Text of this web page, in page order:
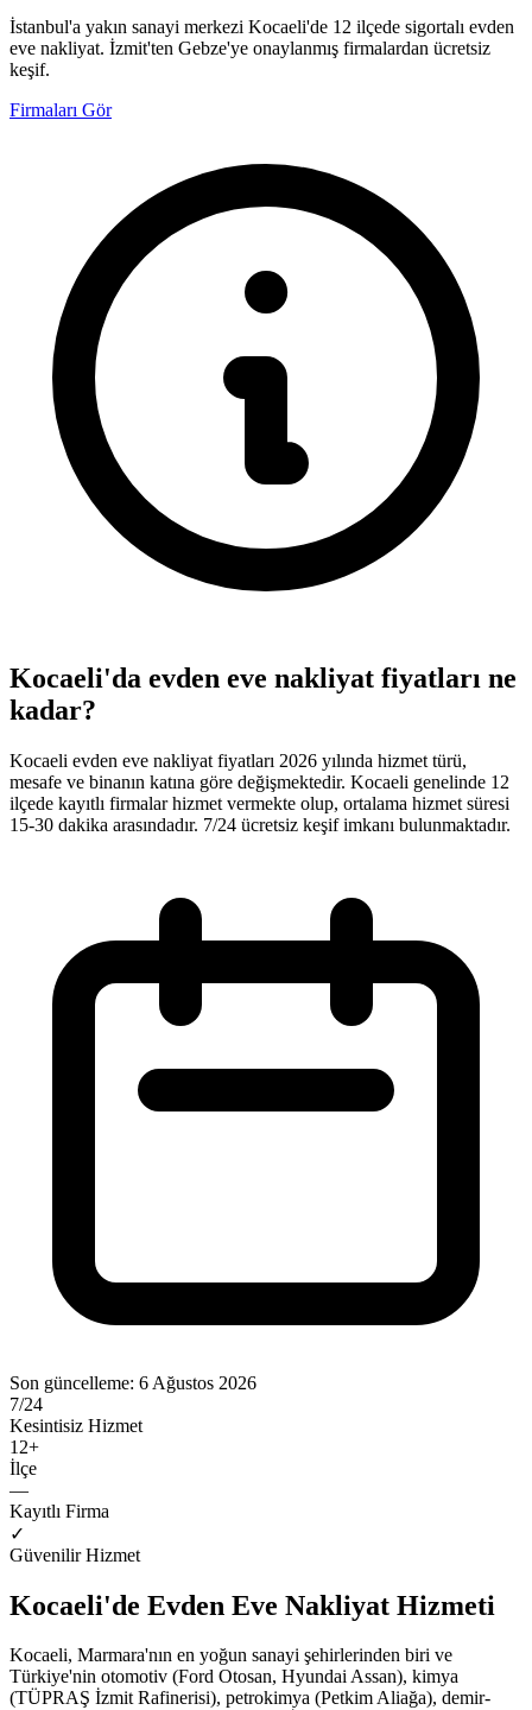
İstanbul'a yakın sanayi merkezi Kocaeli'de 12 ilçede sigortalı evden
eve nakliyat. İzmit'ten Gebze'ye onaylanmış firmalardan ücretsiz
keşif.
Firmaları Gör
Kocaeli'da evden eve nakliyat fiyatları ne
kadar?
Kocaeli evden eve nakliyat fiyatları 2026 yılında hizmet türü,
mesafe ve binanın katına göre değişmektedir. Kocaeli genelinde 12
ilçede kayıtlı firmalar hizmet vermekte olup, ortalama hizmet süresi
15-30 dakika arasındadır. 7/24 ücretsiz keşif imkanı bulunmaktadır.
Son güncelleme: 6 Ağustos 2026
7/24
Kesintisiz Hizmet
12+
İlçe
—
Kayıtlı Firma
✓
Güvenilir Hizmet
Kocaeli'de Evden Eve Nakliyat Hizmeti
Kocaeli, Marmara'nın en yoğun sanayi şehirlerinden biri ve
Türkiye'nin otomotiv (Ford Otosan, Hyundai Assan), kimya
(TÜPRAŞ İzmit Rafinerisi), petrokimya (Petkim Aliağa), demir-